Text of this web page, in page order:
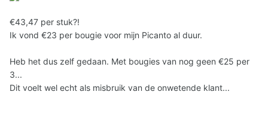
€43,47 per stuk?!
Ik vond €23 per bougie voor mijn Picanto al duur.
Heb het dus zelf gedaan. Met bougies van nog geen €25 per
3...
Dit voelt wel echt als misbruik van de onwetende klant...